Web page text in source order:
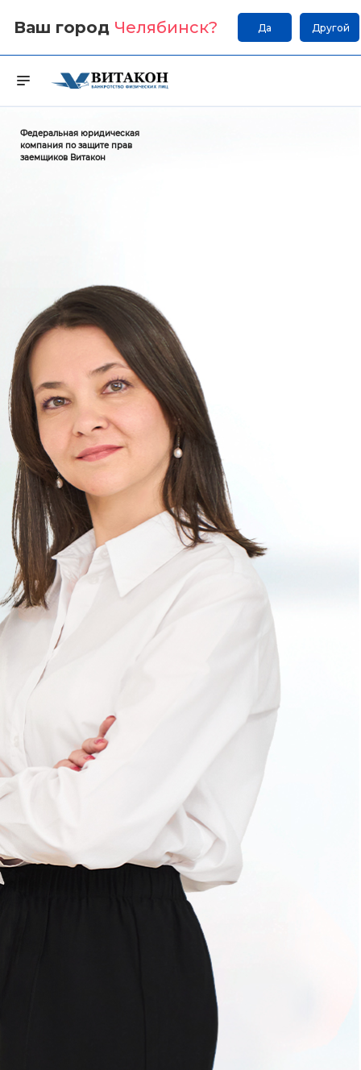
Ваш город Челябинск? Да Другой
Федеральная юридическая
компания по защите прав
заемщиков Витакон